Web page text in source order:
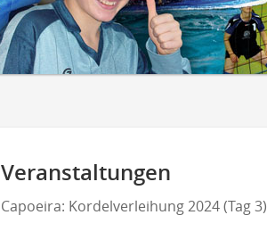
Veranstaltungen
Capoeira: Kordelverleihung 2024 (Tag 3)